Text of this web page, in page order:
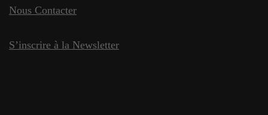
Nous Contacter
S’inscrire à la Newsletter